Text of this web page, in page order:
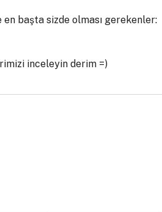
başta sizde olması gerekenler:
inceleyin derim =)